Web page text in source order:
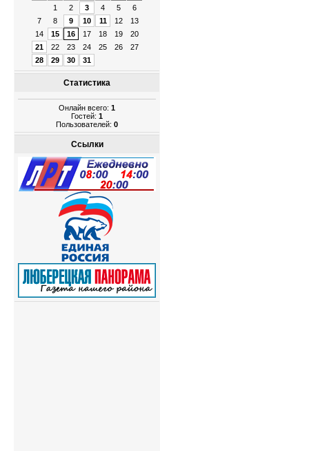
1
2 3 4 5
6
7
8 9 10 11 12
13
14
15 16 17 18 19
20
21
22 23 24 25 26
27
28
29 30 31
Статистика
Онлайн всего: 1
Гостей: 1
Пользователей: 0
Ссылки